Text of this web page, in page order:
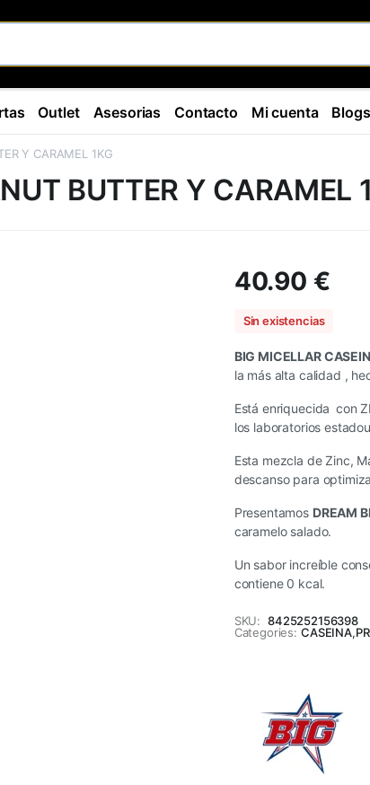
Outlet Asesorias Contacto Mi cuenta Blogs
Y CARAMEL 1KG
BUTTER Y CARAMEL
40.90 €
Sin existencias
BIG MICELLAR
la más alta calidad ,
Está enriquecida con
los laboratorios
Esta mezcla de Zinc,
descanso para
Presentamos DREAM
caramelo salado.
Un sabor increíble
contiene 0 kcal.
SKU: 8425252156398
Categories: CASEINA,